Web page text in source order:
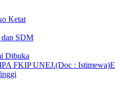
Ketat
SDM
Dibuka